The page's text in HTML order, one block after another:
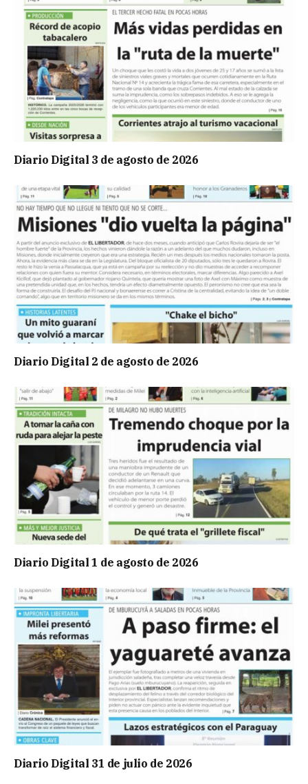
Diario Digital 3 de agosto de 2026
Diario Digital 2 de agosto de 2026
Diario Digital 1 de agosto de 2026
Diario Digital 31 de julio de 2026